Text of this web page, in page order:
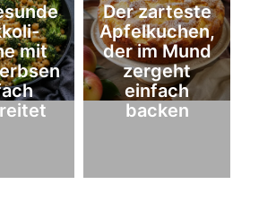
mit
Der zarteste
Apfelkuchen,
der im Mund
zergeht
einfach
backen